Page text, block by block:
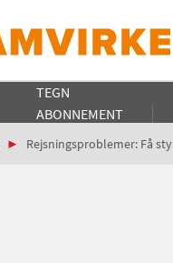
TEGN
ABONNEMENT
Rejsningsproblemer: Få